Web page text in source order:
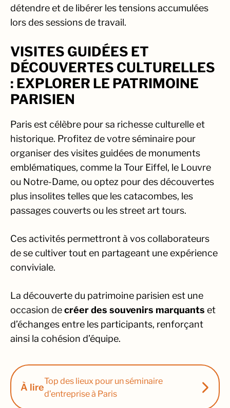
détendre et de libérer les tensions accumulées
lors des sessions de travail.
VISITES GUIDÉES ET
DÉCOUVERTES CULTURELLES
: EXPLORER LE PATRIMOINE
PARISIEN
Paris est célèbre pour sa richesse culturelle et
historique. Profitez de votre séminaire pour
organiser des visites guidées de monuments
emblématiques, comme la Tour Eiffel, le Louvre
ou Notre-Dame, ou optez pour des découvertes
plus insolites telles que les catacombes, les
passages couverts ou les street art tours.
Ces activités permettront à vos collaborateurs
de se cultiver tout en partageant une expérience
conviviale.
La découverte du patrimoine parisien est une
occasion decréer des souvenirs marquants et
d’échanges entre les participants, renforçant
ainsi la cohésion d’équipe.
À lire
Top des lieux pour un séminaire
d’entreprise à Paris